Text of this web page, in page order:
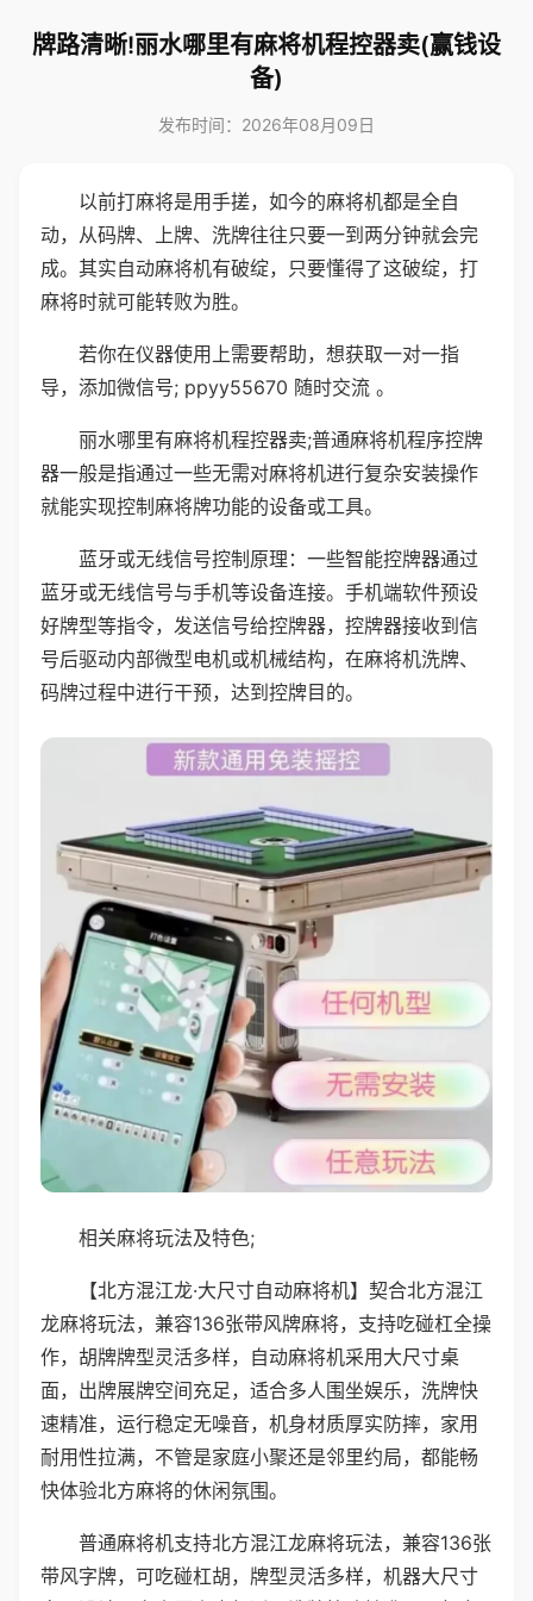
牌路清晰!丽水哪里有麻将机程控器卖(赢钱设
备)
发布时间：2026年08月09日
以前打麻将是用手搓，如今的麻将机都是全自
动，从码牌、上牌、洗牌往往只要一到两分钟就会完
成。其实自动麻将机有破绽，只要懂得了这破绽，打
麻将时就可能转败为胜。
若你在仪器使用上需要帮助，想获取一对一指
导，添加微信号; ppyy55670 随时交流 。
丽水哪里有麻将机程控器卖;普通麻将机程序控牌
器一般是指通过一些无需对麻将机进行复杂安装操作
就能实现控制麻将牌功能的设备或工具。
蓝牙或无线信号控制原理：一些智能控牌器通过
蓝牙或无线信号与手机等设备连接。手机端软件预设
好牌型等指令，发送信号给控牌器，控牌器接收到信
号后驱动内部微型电机或机械结构，在麻将机洗牌、
码牌过程中进行干预，达到控牌目的。
相关麻将玩法及特色;
【北方混江龙·大尺寸自动麻将机】契合北方混江
龙麻将玩法，兼容136张带风牌麻将，支持吃碰杠全操
作，胡牌牌型灵活多样，自动麻将机采用大尺寸桌
面，出牌展牌空间充足，适合多人围坐娱乐，洗牌快
速精准，运行稳定无噪音，机身材质厚实防摔，家用
耐用性拉满，不管是家庭小聚还是邻里约局，都能畅
快体验北方麻将的休闲氛围。
普通麻将机支持北方混江龙麻将玩法，兼容136张
带风字牌，可吃碰杠胡，牌型灵活多样，机器大尺寸